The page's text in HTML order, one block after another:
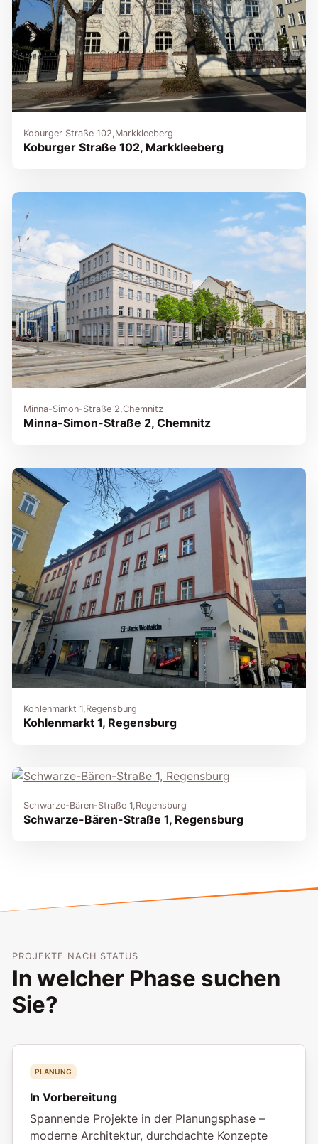
Koburger Straße 102, Markkleeberg
Koburger Straße 102, Markkleeberg
Minna-Simon-Straße 2,Chemnitz
Minna-Simon-Straße 2, Chemnitz
Kohlenmarkt 1,Regensburg
Kohlenmarkt 1, Regensburg
Schwarze-Bären-Straße 1,Regensburg
Schwarze-Bären-Straße 1, Regensburg
PROJEKTE NACH STATUS
In welcher Phase suchen
Sie?
PLANUNG
In Vorbereitung
Spannende Projekte in der Planungsphase –
moderne Architektur, durchdachte Konzepte